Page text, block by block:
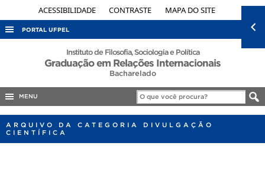
ACESSIBILIDADE CONTRASTE MAPA DO SITE
PORTAL UFPEL
ACESSO À INFORMAÇÃO
EDITAIS
Instituto de Filosofia, Sociologia e Política
Graduação em Relações Internacionais
Bacharelado
MENU
ARQUIVO DA CATEGORIA DIVULGAÇÃO
CIENTÍFICA